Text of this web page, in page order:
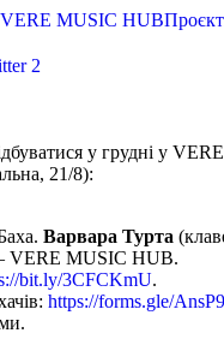
VERE MUSIC HUB
2
у грудні у
21/8):
Варвара Турта
VERE MUSIC HUB.
bit.ly/3CFCKmU.
https://forms.gle/